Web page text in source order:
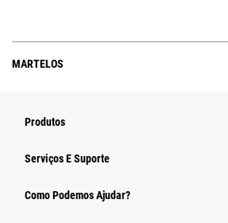
MARTELOS
Produtos
Serviços E Suporte
Como Podemos Ajudar?